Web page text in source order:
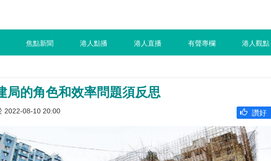
焦點新聞 港人點播 港人直播 有聲專欄 港人觀點
局的角色和效率問題須反思
2022-08-10 20:00 讚好